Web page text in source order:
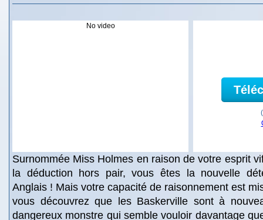
No video
Surnommée Miss Holmes en raison de votre esprit
la déduction hors pair, vous êtes la nouvelle
Anglais ! Mais votre capacité de raisonnement est
vous découvrez que les Baskerville sont à
dangereux monstre qui semble vouloir davantage